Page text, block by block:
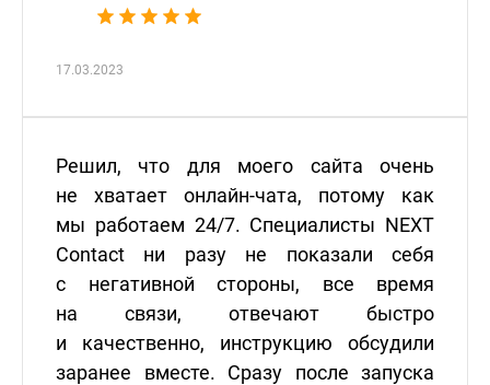
17.03.2023
Решил, что для моего сайта очень
не хватает онлайн-чата, потому как
мы работаем 24/7. Специалисты NEXT
Contact ни разу не показали себя
с негативной стороны, все время
на связи, отвечают быстро
и качественно, инструкцию обсудили
заранее вместе. Сразу после запуска